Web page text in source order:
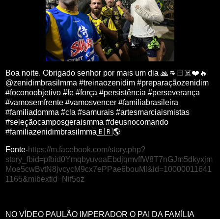
Boa noite. Obrigado senhor por mais um dia 🙏👊🏻☠️❤️🔥
@zenidimbrasilmma #treinaozenidim #preparaçãozenidim
#foconoobjetivo #fe #força #persistência #perseverança
#vamosemfrente #vamosvencer #familiabrasileira
#familiadomma #cla #samurais #artesmarciaismistas
#seleçãocamposgeraismma #deusnocomando
#familiazenidimbrasilmma🇧🇷🌎
Fonte-https://m.facebook.com/story.php?
story_fbid=pfbid0YmqbyuvoaEbdjqmvffW8T7nGJm5dkyxjm
Moe5cwBvtN8jvcycM9cx7ePPae6bouMl&id=10000011641
1165&mibextid=Nif5oz
NO VÍDEO PAULÃO IMPERADOR O PAI DA FAMÍLIA